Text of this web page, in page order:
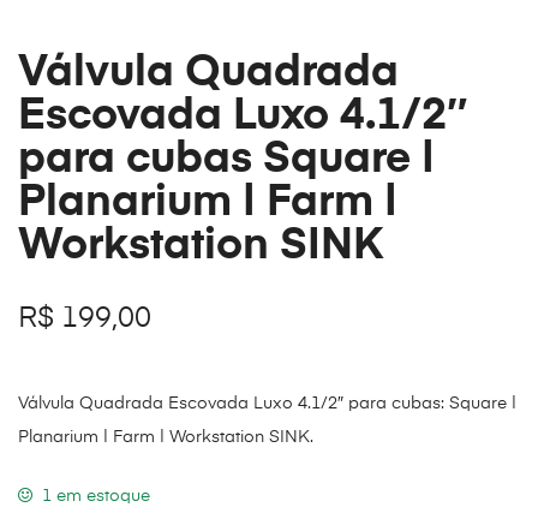
Válvula Quadrada
Escovada Luxo 4.1/2″
para cubas Square |
Planarium | Farm |
Workstation SINK
R$ 199,00
Válvula Quadrada Escovada Luxo 4.1/2″ para cubas: Square |
Planarium | Farm | Workstation SINK.
1 em estoque